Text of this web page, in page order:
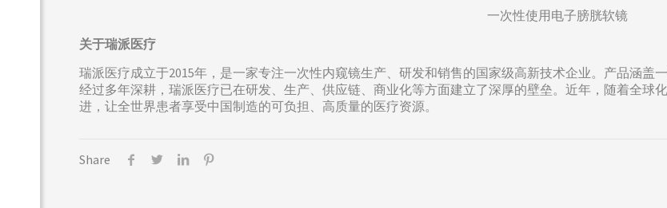
一次性使用电子膀胱软镜
关于瑞派医疗
瑞派医疗成立于2015年，是一家专注一次性内窥镜生产、研发和销售的国家级高新技术企业。产品涵盖
经过多年深耕，瑞派医疗已在研发、生产、供应链、商业化等方面建立了深厚的壁垒。近年，随着全球
进，让全世界患者享受中国制造的可负担、高质量的医疗资源。
Share